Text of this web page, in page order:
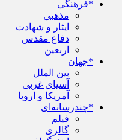
*فرهنگی
مذهبی
ایثار و شهادت
دفاع مقدس
اربعین
*جهان
بین الملل
آسیای غربی
آمریکا و اروپا
*چندرسانه‌ای
فیلم
گالری